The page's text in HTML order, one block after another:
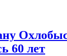
60 лет